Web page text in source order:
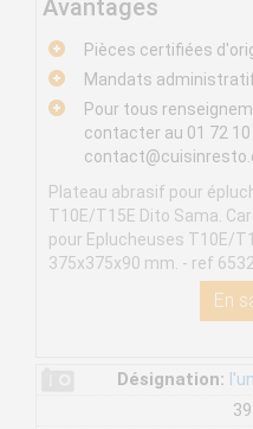
Avantages
Pièces certifiées
Mandats
Pour tous
contacter au 01 72 10
Plateau abrasif pour
T10E/T15E Dito Sama.
pour Eplucheuses T10E/
375x375x90 mm. - ref
En
Désignation: